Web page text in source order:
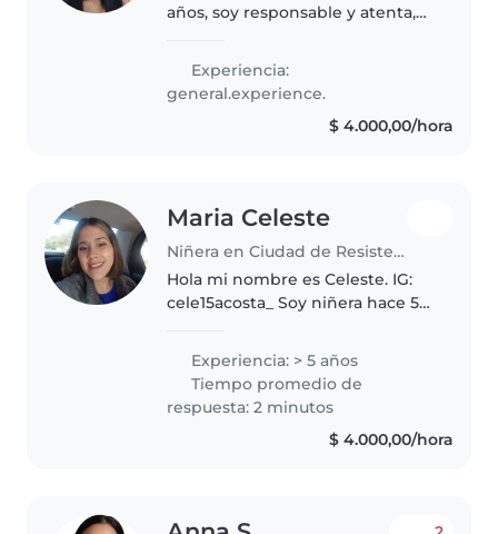
años, soy responsable y atenta,
adolescentes, niños en edad
preescolar y en edad de
Experiencia:
general.experience.
$ 4.000,00/hora
Maria Celeste
Niñera en Ciudad de Resistencia
Hola mi nombre es Celeste. IG:
cele15acosta_ Soy niñera hace 5
gusta todo lo que sea cantar,
bailar,leer, por eso mismo trato
de transmitirle a los niños la..
Experiencia: > 5 años
Tiempo promedio de
respuesta: 2 minutos
$ 4.000,00/hora